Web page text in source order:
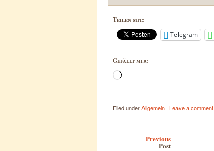
Teilen mit:
Telegram
Gefällt mir:
Wird
Filed underAllgemein | Leave a comment
Previous
Post